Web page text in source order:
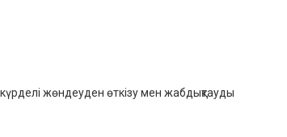
жөндеуден өткізу мен жабдықтауды